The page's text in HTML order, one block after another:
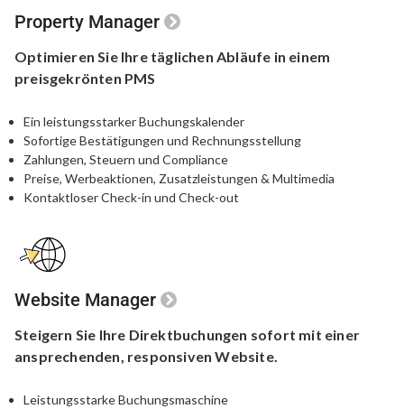
Property Manager
Optimieren Sie Ihre täglichen Abläufe in einem
preisgekrönten PMS
Ein leistungsstarker Buchungskalender
Sofortige Bestätigungen und Rechnungsstellung
Zahlungen, Steuern und Compliance
Preise, Werbeaktionen, Zusatzleistungen & Multimedia
Kontaktloser Check-in und Check-out
Website Manager
Steigern Sie Ihre Direktbuchungen sofort mit einer
ansprechenden, responsiven Website.
Leistungsstarke Buchungsmaschine